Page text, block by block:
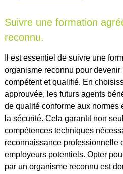
Suivre une formation
reconnu.
Il est essentiel de suivre une
organisme reconnu pour
compétent et qualifié. En
approuvée, les futurs agents
de qualité conforme aux normes
la sécurité. Cela garantit non
compétences techniques
reconnaissance professionnelle
employeurs potentiels. Opter
par un organisme reconnu est